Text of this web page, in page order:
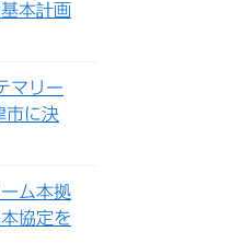
本計画
マリー
市に決
ム本拠
協定を